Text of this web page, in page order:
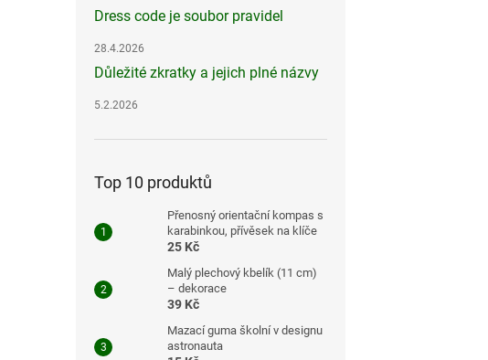
Dress code je soubor pravidel
28.4.2026
Důležité zkratky a jejich plné názvy
5.2.2026
Top 10 produktů
Přenosný orientační kompas s
karabinkou, přívěsek na klíče
25 Kč
Malý plechový kbelík (11 cm)
– dekorace
39 Kč
Mazací guma školní v designu
astronauta